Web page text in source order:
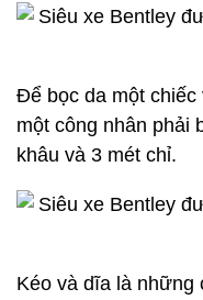
Để bọc da một chiếc
một công nhân phải
khâu và 3 mét chỉ.
Kéo và dĩa là những